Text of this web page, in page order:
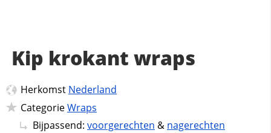
Kip krokant wraps
Herkomst Nederland
CategorieWraps
Bijpassend: voorgerechten & nagerechten